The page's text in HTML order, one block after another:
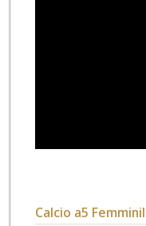
Calcio a5